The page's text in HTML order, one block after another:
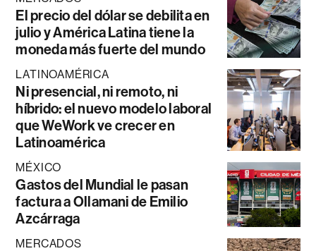
El precio del dólar se debilita en
julio y América Latina tiene la
moneda más fuerte del mundo
LATINOAMÉRICA
Ni presencial, ni remoto, ni
híbrido: el nuevo modelo laboral
que WeWork ve crecer en
Latinoamérica
MÉXICO
Gastos del Mundial le pasan
factura a Ollamani de Emilio
Azcárraga
MERCADOS